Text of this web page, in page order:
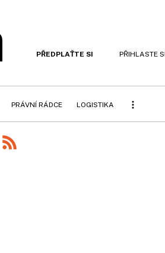
PŘEDPLAŤTE SI PŘIHLASTE
PRÁVNÍ RÁDCE LOGISTIKA